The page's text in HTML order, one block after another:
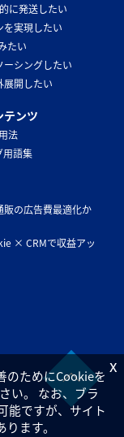
に発送したい
を実現したい
たい
ーシングしたい
展開したい
テンツ
法
用語集
販の広告費最適化か
× CRMで収益アッ
のためにCookieを
い。 なお、ブラ
能ですが、サイト
ます。
x